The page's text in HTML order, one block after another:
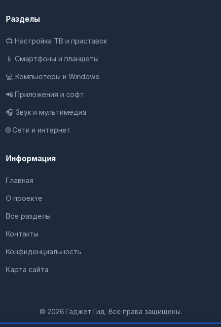
Разделы
📺 Настройка ТВ и приставок
📱 Смартфоны и планшеты
💻 Компьютеры и Windows
📲 Приложения и софт
🎧 Звук и мультимедиа
🌐 Сети и интернет
Информация
Главная
О проекте
Все разделы
Контакты
Конфиденциальность
Карта сайта
© 2026 Гаджет Гид. Все права защищены.